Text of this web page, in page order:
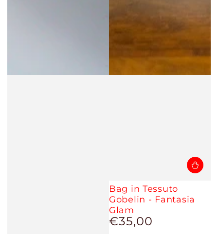
Bag in Tessuto
Gobelin - Fantasia
Glam
Prezzo
regolare
€35,00